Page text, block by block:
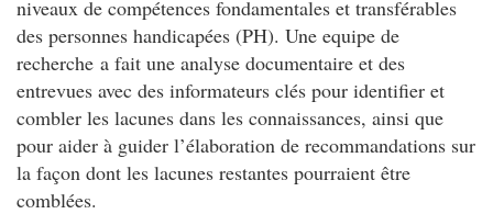
niveaux de compétences fondamentales et transférables
des personnes handicapées (PH). Une equipe de
recherche a fait une analyse documentaire et des
entrevues avec des informateurs clés pour identifier et
combler les lacunes dans les connaissances, ainsi que
pour aider à guider l’élaboration de recommandations sur
la façon dont les lacunes restantes pourraient être
comblées.